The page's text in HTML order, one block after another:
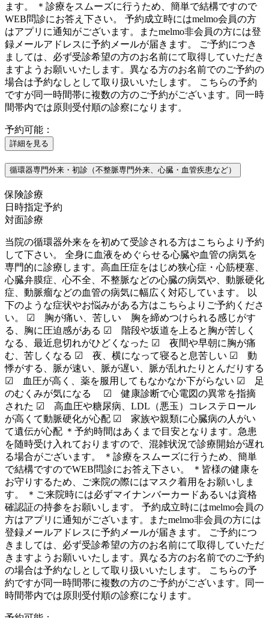
ます。 ＊診療をスムーズに行うため、簡単で結構ですので
WEB問診にお答え下さい。 予約成立時にはmelmo会員の方
はアプリに通知がございます。またmelmo非会員の方には登
録メールアドレスに予約メールが届きます。 ご予約につき
ましては、必ず受診希望の方のお名前にて取得していただき
ますようお願いいたします。異なる方のお名前でのご予約の
場合は予約なしとして取り扱いいたします。 こちらの予約
ですが同一時間帯に複数の方のご予約がございます。同一時
間帯内では原則受付順の診察になります。
予約可能：
詳細を見る
循環器専門外来・初診（不整脈専門外来、心臓・血管疾患など）
保険診療
日時指定予約
対面診療
当院の循環器外来をを初めて受診される方はこちらより予約
して下さい。 全身に血液をめぐらせる心臓や血管の病気を
専門的に診療します。高血圧症をはじめ狭心症・心筋梗塞、
心臓弁膜症、心不全、不整脈などの心臓の病気や、動脈硬化
症、動脈瘤などの血管の病気に幅広く対応しています。 以
下のような症状やお悩みがある方はこちらよりご予約くださ
い。 ☑ 胸が痛い、苦しい 胸を締めつけられる感じがす
る、胸に圧迫感がある ☑ 階段や坂道を上ると胸が苦しく
なる、最近息切れがひどくなった ☑ 夜間や早朝に胸が痛
む、苦しくなる ☑ 夜、横になって寝ると息苦しい ☑ 動
悸がする、脈が速い、脈が遅い、脈が乱れたりとんだりする
☑ 血圧が高く、薬を服用してもなかなか下がらない ☑ 足
のむくみが気になる ☑ 健康診断で心電図の異常を指摘
された ☑ 高血圧や糖尿病、LDL（悪玉）コレステロール
が高くて動脈硬化が心配 ☑ 家族や親類に心臓病の人がい
て遺伝が心配 ＊予約時間はあくまで目安となります。急患
を随時受け入れておりますので、混雑状況で診療開始が遅れ
る場合がございます。 ＊診療をスムーズに行うため、簡単
で結構ですのでWEB問診にお答え下さい。 ＊皆様の健康を
お守りするため、ご来院の際にはマスク着用をお願いしま
す。 ＊ご来院時には必ずマイナンバーカードあるいは資格
確認証の持参をお願いします。 予約成立時にはmelmo会員の
方はアプリに通知がございます。またmelmo非会員の方には
登録メールアドレスに予約メールが届きます。 ご予約につ
きましては、必ず受診希望の方のお名前にて取得していただ
きますようお願いいたします。異なる方のお名前でのご予約
の場合は予約なしとして取り扱いいたします。 こちらの予
約ですが同一時間帯に複数の方のご予約がございます。同一
時間帯内では原則受付順の診察になります。